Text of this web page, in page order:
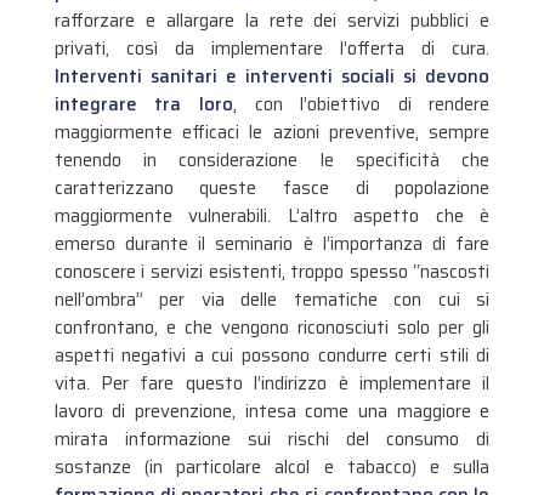
rafforzare e allargare la rete dei servizi pubblici e
privati, così da implementare l’offerta di cura.
Interventi sanitari e interventi sociali si devono
integrare tra loro, con l’obiettivo di rendere
maggiormente efficaci le azioni preventive, sempre
tenendo in considerazione le specificità che
caratterizzano queste fasce di popolazione
maggiormente vulnerabili. L’altro aspetto che è
emerso durante il seminario è l’importanza di fare
conoscere i servizi esistenti, troppo spesso “nascosti
nell’ombra” per via delle tematiche con cui si
confrontano, e che vengono riconosciuti solo per gli
aspetti negativi a cui possono condurre certi stili di
vita. Per fare questo l’indirizzo è implementare il
lavoro di prevenzione, intesa come una maggiore e
mirata informazione sui rischi del consumo di
sostanze (in particolare alcol e tabacco) e sulla